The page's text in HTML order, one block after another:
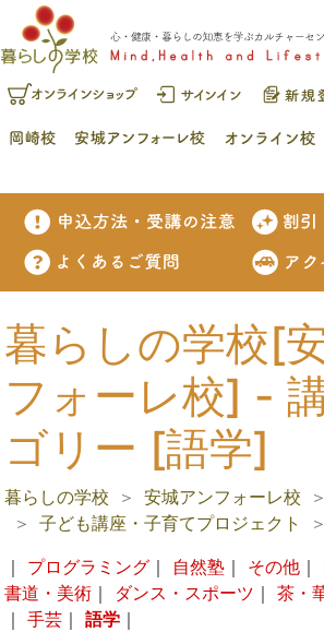
暮らしの学校[
フォーレ校] -
ゴリー [語学]
暮らしの学校 安城アンフォーレ校
子ども講座・子育てプロジェクト
｜ プログラミング ｜ 自然塾 ｜ その他 ｜
書道・美術 ｜ ダンス・スポーツ ｜ 茶・
｜ 手芸 ｜ 語学 ｜